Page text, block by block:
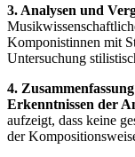
3. Analysen und
Komponistinnen mit
Untersuchung
4.
Erkenntnissen der
aufzeigt, dass keine
der